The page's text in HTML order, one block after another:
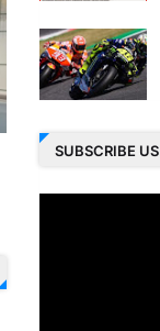
SUBSCRIBE US